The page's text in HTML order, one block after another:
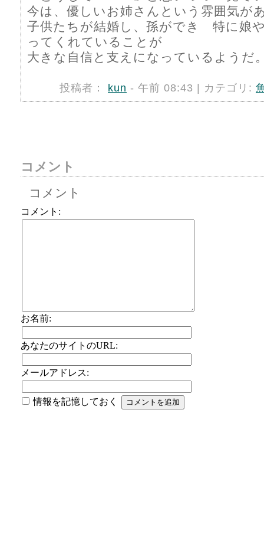
今は、優しいお姉さんという雰囲気が
子供たちが結婚し、孫ができ 特に娘
ってくれていることが
大きな自信と支えになっているようだ
投稿者： kun - 午前 08:43 | カテゴリ:
コメント
コメント
コメント:
お名前:
あなたのサイトのURL:
メールアドレス:
情報を記憶しておく